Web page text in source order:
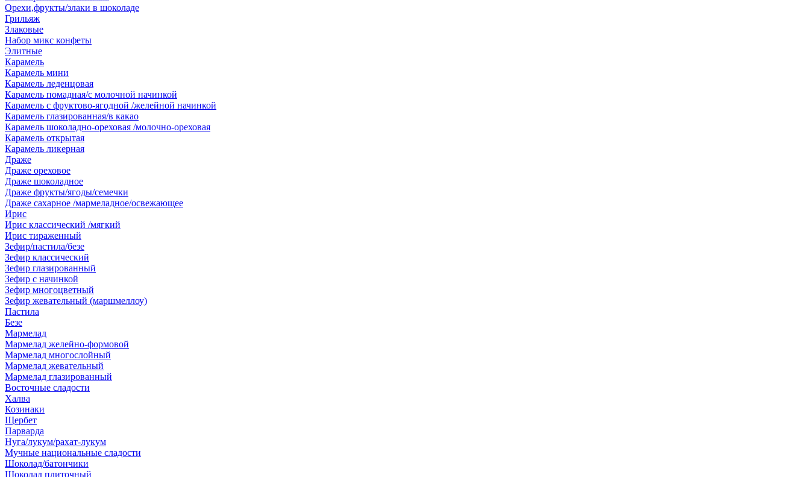
Орехи,фрукты/злаки в шоколаде
Грильяж
Злаковые
Набор микс конфеты
Элитные
Карамель
Карамель мини
Карамель леденцовая
Карамель помадная/с молочной начинкой
Карамель с фруктово-ягодной /желейной начинкой
Карамель глазированная/в какао
Карамель шоколадно-ореховая /молочно-ореховая
Карамель открытая
Карамель ликерная
Драже
Драже ореховое
Драже шоколадное
Драже фрукты/ягоды/семечки
Драже сахарное /мармеладное/освежающее
Ирис
Ирис классический /мягкий
Ирис тираженный
Зефир/пастила/безе
Зефир классический
Зефир глазированный
Зефир с начинкой
Зефир многоцветный
Зефир жевательный (маршмеллоу)
Пастила
Безе
Мармелад
Мармелад желейно-формовой
Мармелад многослойный
Мармелад жевательный
Мармелад глазированный
Восточные сладости
Халва
Козинаки
Щербет
Парварда
Нуга/лукум/рахат-лукум
Мучные национальные сладости
Шоколад/батончики
Шоколад плиточный